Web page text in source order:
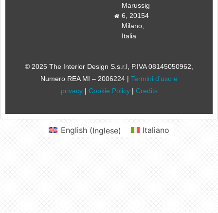
Marussig
6, 20154
Milano,
Italia.
© 2025 The Interior Design S.s.r.l, P.IVA 08145050962,
Numero REA MI – 2006224 | Termini d’uso e
privacy| Cookie Policy| Credits
English(Inglese) Italiano